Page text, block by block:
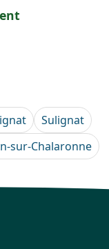
Sulignat
sur-Chalaronne